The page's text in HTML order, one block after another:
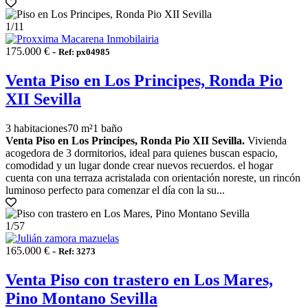
1/11
175.000 € - Ref: px04985
Venta Piso en Los Principes, Ronda Pio
XII Sevilla
3 habitaciones70 m²1 baño
Venta Piso en Los Principes, Ronda Pio XII Sevilla. Vivienda
acogedora de 3 dormitorios, ideal para quienes buscan espacio,
comodidad y un lugar donde crear nuevos recuerdos. el hogar
cuenta con una terraza acristalada con orientación noreste, un rincón
luminoso perfecto para comenzar el día con la su...
1/57
165.000 € - Ref: 3273
Venta Piso con trastero en Los Mares,
Pino Montano Sevilla